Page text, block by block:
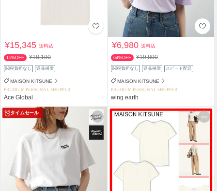
¥15,345送料込
15%OFF ¥18,100
関税負担なし 返品補償
MAISON KITSUNE
PREMIUM PERSONAL SHOPPER
Ace Global
¥6,980送料込
64%OFF ¥19,800
関税負担なし 返品補償 スピード配送
MAISON KITSUNE
PREMIUM PERSONAL SHOPPER
wing earth
タイムセール